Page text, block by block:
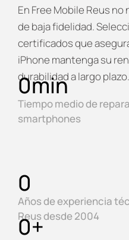
En Free Mobile Reus no
de baja fidelidad.
certificados que
iPhone mantenga su
durabilidad a largo plazo.
Tiempo medio de
smartphones
0min
Años de experiencia
Reus desde 2004
0
0+